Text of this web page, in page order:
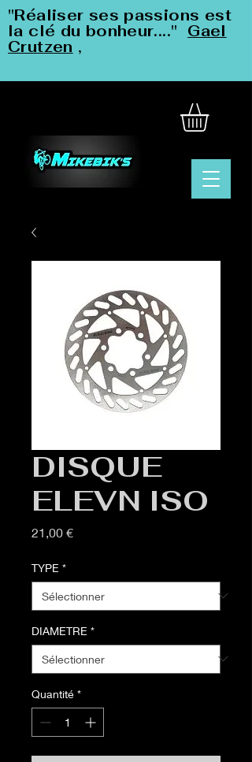
"Réaliser ses passions est
la clé du bonheur...." Gael
Crutzen ,
DISQUE
ELEVN ISO
21,00 €Prix
TYPE *
DIAMETRE *
Quantité *